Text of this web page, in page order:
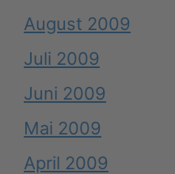
August 2009
Juli 2009
Juni 2009
Mai 2009
April 2009